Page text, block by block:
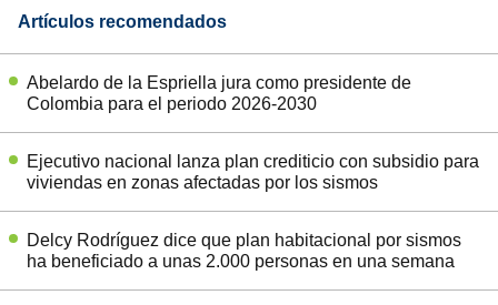
Artículos recomendados
Abelardo de la Espriella jura como presidente de
Colombia para el periodo 2026-2030
Ejecutivo nacional lanza plan crediticio con subsidio para
viviendas en zonas afectadas por los sismos
Delcy Rodríguez dice que plan habitacional por sismos
ha beneficiado a unas 2.000 personas en una semana